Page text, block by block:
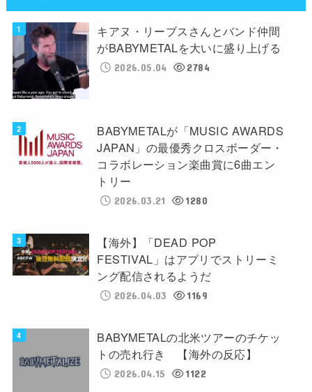
キアヌ・リーブスさんとバンド仲間
がBABYMETALを大いに盛り上げる
2026.05.04 2784
BABYMETALが「MUSIC AWARDS
JAPAN」の最優秀クロスボーダー・
コラボレーション楽曲賞に6曲エン
トリー
2026.03.21 1280
【海外】「DEAD POP
FESTIVAL」はアプリでストリーミ
ング配信されるようだ
2026.04.03 1169
BABYMETALの北米ツアーのチケッ
トの売れ行き 【海外の反応】
2026.04.15 1122